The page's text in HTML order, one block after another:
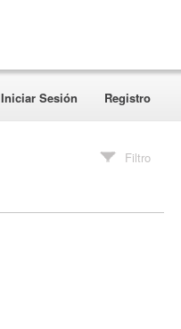
Iniciar Sesión Registro
Filtro